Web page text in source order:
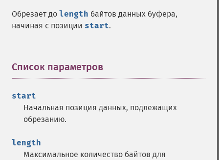
Обрезает до length байтов данных буфера,
начиная с позиции start.
Список параметров
start
Начальная позиция данных, подлежащих
обрезанию.
length
Максимальное количество байтов для